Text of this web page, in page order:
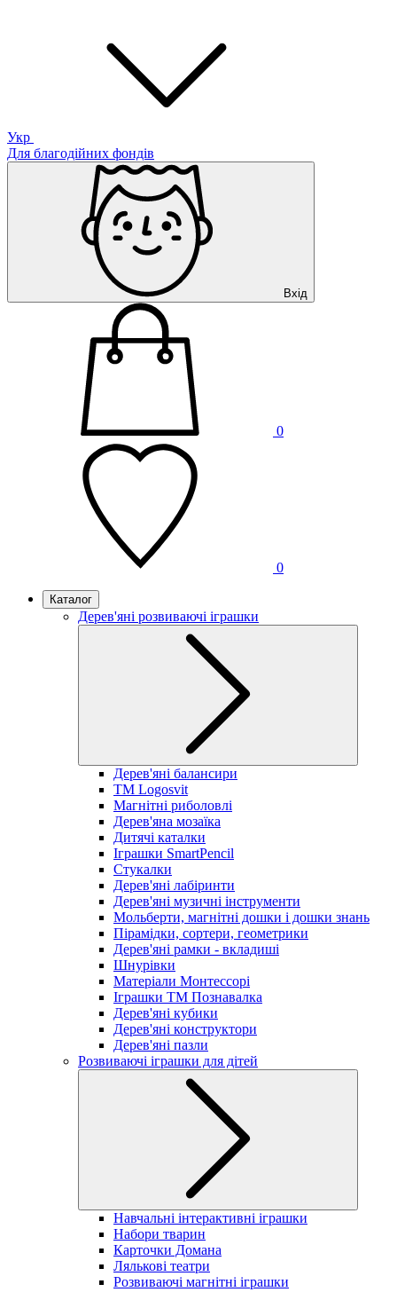
Укр
Для благодійних фондів
Вхід
0
0
Каталог
Дерев'яні розвиваючі іграшки
Дерев'яні балансири
TM Logosvit
Магнітні риболовлі
Дерев'яна мозаїка
Дитячі каталки
Іграшки SmartPencil
Стукалки
Дерев'яні лабіринти
Дерев'яні музичні інструменти
Мольберти, магнітні дошки і дошки знань
Пірамідки, сортери, геометрики
Дерев'яні рамки - вкладиші
Шнурівки
Матеріали Монтессорі
Іграшки ТМ Познавалка
Дерев'яні кубики
Дерев'яні конструктори
Дерев'яні пазли
Розвиваючі іграшки для дітей
Навчальні інтерактивні іграшки
Набори тварин
Карточки Домана
Лялькові театри
Розвиваючі магнітні іграшки